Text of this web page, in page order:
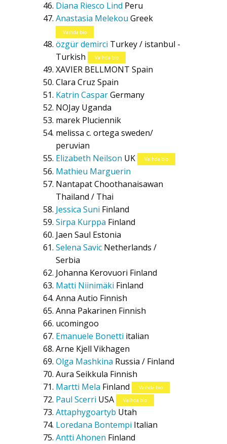
Diana Riesco Lind Peru
Anastasia Melekou Greek
Vaihda bio
özgür demirci Turkey / istanbul -
Turkish
Vaihda bio
XAVIER BELLMONT Spain
Clara Cruz Spain
Katrin CasparGermany
NOJay Uganda
marek Pluciennik
melissa c. ortega sweden/
peruvian
Elizabeth Neilson UK Vaihda bio
Mathieu Marguerin
Nantapat Choothanaisawan
Thailand / Thai
Jessica Suni Finland
Sirpa Kurppa Finland
Jaen Saul Estonia
Selena Savic Netherlands /
Serbia
Johanna Kerovuori Finland
Matti Niinimäki Finland
Anna Autio Finnish
Anna Pakarinen Finnish
ucomingoo
Emanuele Bonetti italian
Arne Kjell Vikhagen
Olga Mashkina Russia / Finland
Aura Seikkula Finnish
Martti Mela Finland Vaihda bio
Paul Scerri USA Vaihda bio
Attaphygoartyb Utah
Loredana Bontempi Italian
Antti Ahonen Finland